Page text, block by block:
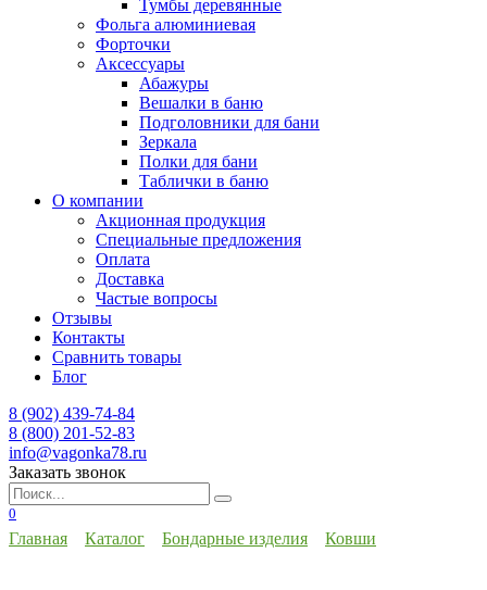
Тумбы деревянные
Фольга алюминиевая
Форточки
Аксессуары
Абажуры
Вешалки в баню
Подголовники для бани
Зеркала
Полки для бани
Таблички в баню
О компании
Акционная продукция
Специальные предложения
Оплата
Доставка
Частые вопросы
Отзывы
Контакты
Сравнить товары
Блог
8 (902) 439-74-84
8 (800) 201-52-83
info@vagonka78.ru
Заказать звонок
Искать:
0
Главная Каталог Бондарные изделия Ковши